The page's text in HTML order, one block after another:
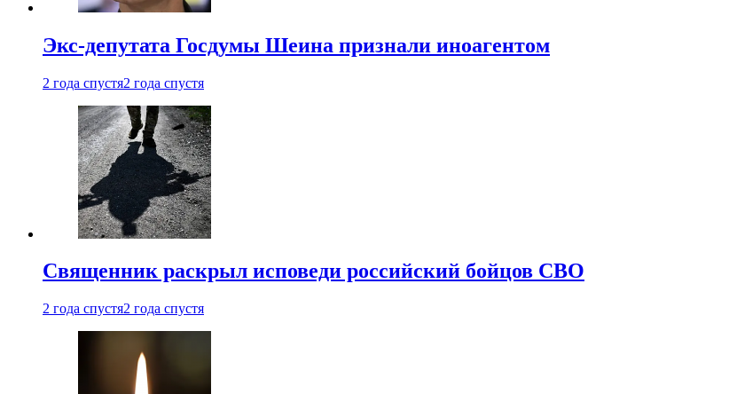
Экс-депутата Госдумы Шеина признали иноагентом
2 года спустя2 года спустя
Священник раскрыл исповеди российский бойцов СВО
2 года спустя2 года спустя